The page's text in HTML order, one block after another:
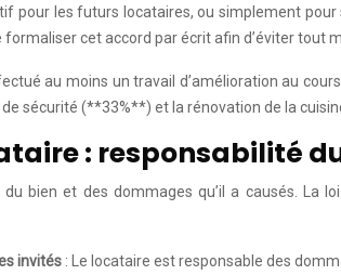
pour les futurs locataires, ou simplement
cet accord par écrit afin d’éviter tout
au moins un travail d’amélioration au
sécurité (**33%**) et la rénovation de la
: responsabilité
bien et des dommages qu’il a causés. La
invités : Le locataire est responsable des